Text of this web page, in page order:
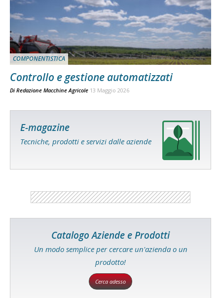
COMPONENTISTICA
Controllo e gestione automatizzati
Di Redazione Macchine Agricole 13 Maggio 2026
E-magazine
Tecniche, prodotti e servizi dalle aziende
Catalogo Aziende e Prodotti
Un modo semplice per cercare un'azienda o un
prodotto!
Cerca adesso